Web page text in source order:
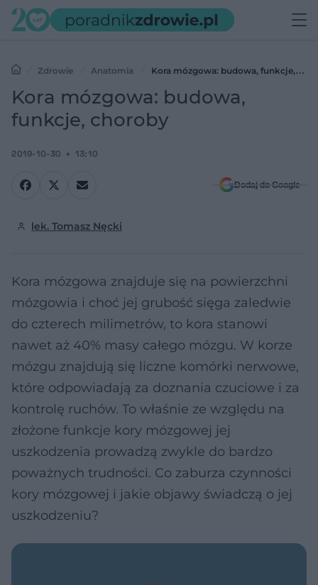
Zdrowie Anatomia
Kora mózgowa: budowa, funkcje,
choroby
Kora mózgowa: budowa,
funkcje, choroby
2019-10-30 13:10
Dodaj do Google
lek. Tomasz Nęcki
Kora mózgowa znajduje się na powierzchni
mózgowia i choć jej grubość sięga zaledwie
do czterech milimetrów, to kora stanowi
nawet aż 40% masy całego mózgu. W korze
mózgu znajdują się liczne komórki nerwowe,
które odpowiadają za doznania czuciowe i za
kontrolę ruchów. To właśnie ze względu na
złożone funkcje kory mózgowej jej
uszkodzenia prowadzą zwykle do bardzo
poważnych trudności. Co zaburza czynności
kory mózgowej i jakie objawy świadczą o jej
uszkodzeniu?